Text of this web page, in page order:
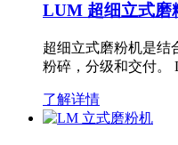
LUM 超细立式磨
超细立式磨粉机是结
粉碎，分级和交付
了解详情